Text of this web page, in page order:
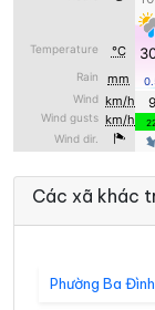
Các xã khác
Phường Ba Đình